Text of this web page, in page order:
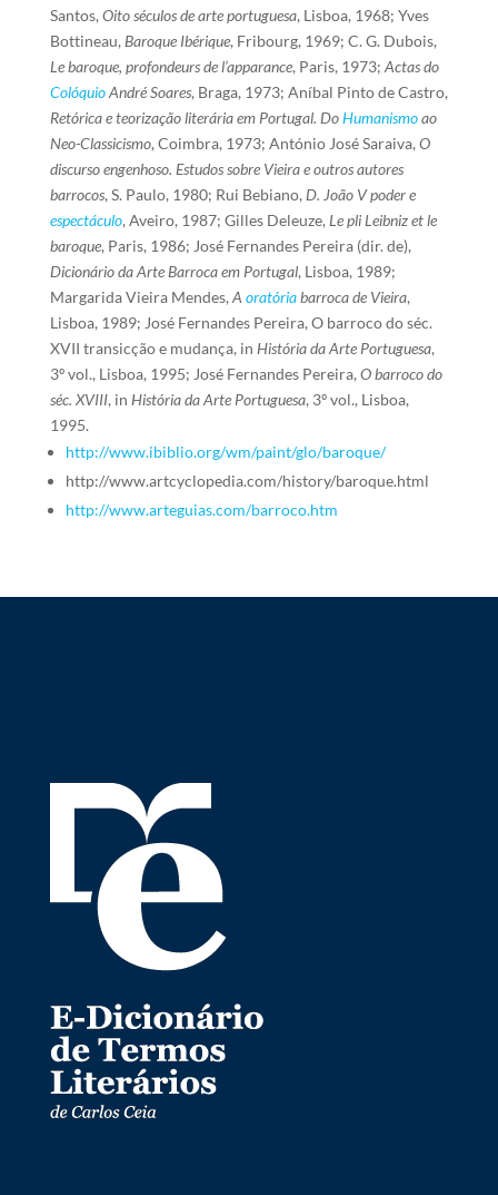
Santos, Oito séculos de arte portuguesa, Lisboa, 1968; Yves
Bottineau, Baroque Ibérique, Fribourg, 1969; C. G. Dubois,
Le baroque, profondeurs de l’apparance, Paris, 1973; Actas do
ColóquioAndré Soares, Braga, 1973; Aníbal Pinto de Castro,
Retórica e teorização literária em Portugal. DoHumanismoao
Neo-Classicismo, Coimbra, 1973; António José Saraiva, O
discurso engenhoso. Estudos sobre Vieira e outros autores
barrocos, S. Paulo, 1980; Rui Bebiano, D. João V poder e
espectáculo, Aveiro, 1987; Gilles Deleuze, Le pli Leibniz et le
baroque, Paris, 1986; José Fernandes Pereira (dir. de),
Dicionário da Arte Barroca em Portugal, Lisboa, 1989;
Margarida Vieira Mendes, A oratóriabarroca de Vieira,
Lisboa, 1989; José Fernandes Pereira, O barroco do séc.
XVII transicção e mudança, in História da Arte Portuguesa,
3º vol., Lisboa, 1995; José Fernandes Pereira, O barroco do
séc. XVIII, in História da Arte Portuguesa, 3º vol., Lisboa,
1995.
http://www.ibiblio.org/wm/paint/glo/baroque/
http://www.artcyclopedia.com/history/baroque.html
http://www.arteguias.com/barroco.htm